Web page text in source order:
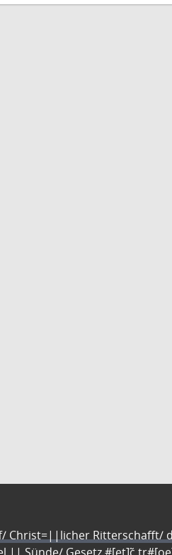
Christ=||licher Ritterschafft/